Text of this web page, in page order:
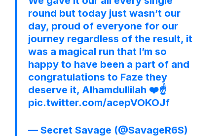
round but today just wasn’t our
day, proud of everyone for our
journey regardless of the result, it
was a magical run that I’m so
happy to have been a part of and
congratulations to Faze they
deserve it, Alhamdullilah ❤️☝️
pic.twitter.com/acepVOKOJf
— Secret Savage (@SavageR6S)